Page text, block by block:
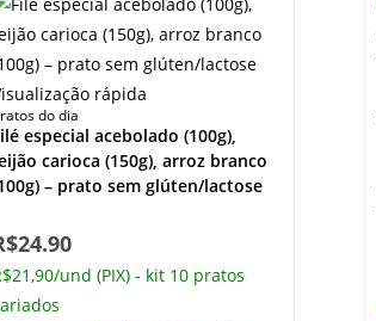
rápida
do dia
especial acebolado (100g),
carioca (150g), arroz branco
– prato sem glúten/lactose
24.90
und (PIX) - kit 10 pratos